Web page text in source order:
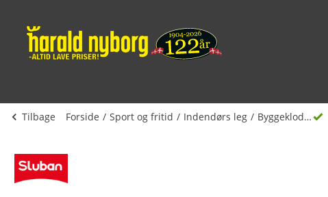
Tilbage Forside Sport og fritid Indendørs leg Byggeklodser